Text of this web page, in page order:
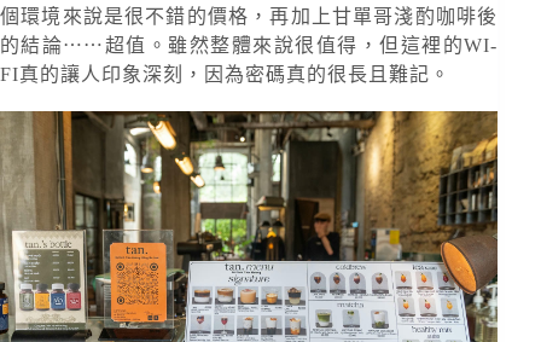
個環境來說是很不錯的價格，再加上甘單哥淺酌咖啡後
的結論⋯⋯超值。雖然整體來說很值得，但這裡的WI-
FI真的讓人印象深刻，因為密碼真的很長且難記。